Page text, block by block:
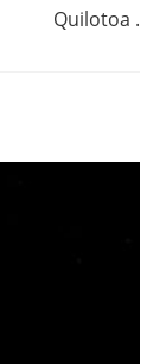
Quilotoa .